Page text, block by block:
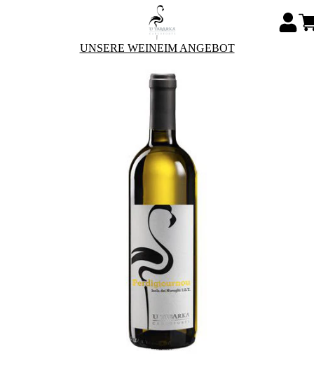
UNSERE WEINEIM ANGEBOT